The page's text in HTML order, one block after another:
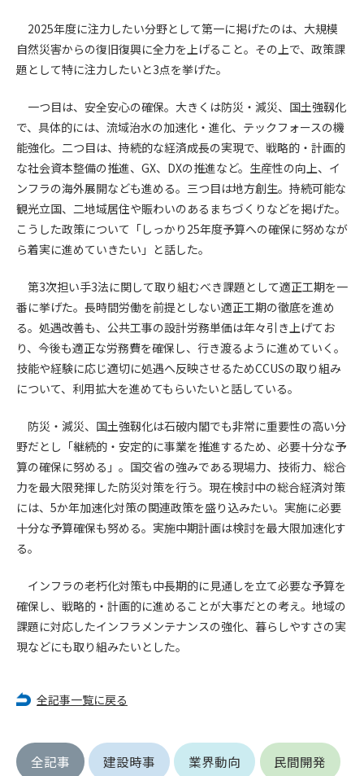
2025年度に注力したい分野として第一に掲げたのは、大規模
自然災害からの復旧復興に全力を上げること。その上で、政策課
題として特に注力したいと3点を挙げた。
一つ目は、安全安心の確保。大きくは防災・減災、国土強靱化
で、具体的には、流域治水の加速化・進化、テックフォースの機
能強化。二つ目は、持続的な経済成長の実現で、戦略的・計画的
な社会資本整備の推進、GX、DXの推進など。生産性の向上、イ
ンフラの海外展開なども進める。三つ目は地方創生。持続可能な
観光立国、二地域居住や賑わいのあるまちづくりなどを掲げた。
こうした政策について「しっかり25年度予算への確保に努めなが
ら着実に進めていきたい」と話した。
第3次担い手3法に関して取り組むべき課題として適正工期を一
番に挙げた。長時間労働を前提としない適正工期の徹底を進め
る。処遇改善も、公共工事の設計労務単価は年々引き上げてお
り、今後も適正な労務費を確保し、行き渡るように進めていく。
技能や経験に応じ適切に処遇へ反映させるためCCUSの取り組み
について、利用拡大を進めてもらいたいと話している。
防災・減災、国土強靱化は石破内閣でも非常に重要性の高い分
野だとし「継続的・安定的に事業を推進するため、必要十分な予
算の確保に努める」。国交省の強みである現場力、技術力、総合
力を最大限発揮した防災対策を行う。現在検討中の総合経済対策
には、5か年加速化対策の関連政策を盛り込みたい。実施に必要
十分な予算確保も努める。実施中期計画は検討を最大限加速化す
る。
インフラの老朽化対策も中長期的に見通しを立て必要な予算を
確保し、戦略的・計画的に進めることが大事だとの考え。地域の
課題に対応したインフラメンテナンスの強化、暮らしやすさの実
現などにも取り組みたいとした。
全記事一覧に戻る
全記事 建設時事 業界動向 民間開発
第5条（IDおよびパスワードの管理）
1. 会員は申込の際に管理者が発行したIDおよびパスワードの使
用および管理について責任を負うものとします。
その他形態を問わず、第三者に利用させることはできませ
ん。
3. 会員は、IDおよびパスワードの管理不十分、使用上の過誤、
第三者（他の会員を含む）の使用等による損害について責任
を負うものとし、管理者は一切責任を負いません。
第6条（会員の禁止事項）
1. 会員は建設資料館WEB上で以下の行為をしないものとしま
す。
る行為
(2) 第三者または管理者の財産、プライバシー等を侵害する行
為
(3) 第三者または管理者を誹謗中傷する行為
(4) 有害なコンピュータプログラム等を送信又は書き込む行為
(5) 第三者に不利益を与える行為
(7) 公序良俗に反する行為
(8) 犯罪的行為に結びつく行為
(9) その他、法律に反する行為
(10) 建設資料館から知り得た情報及びダウンロードした情報
を、営利を目的として第三者に転売し、または転売のため
に第三者に提供すること
恐れのあるものは、会員の承諾なく削除できるものとします。
(1) 登録されている情報が、第6条の定める禁止事項に該当する
と管理者が、判断した場合
(2) 建設資料館の運営および保守管理上、必要と判断した場合
管理者は、会員の承諾なく、本サービス内容の変更(新規追加、
廃止を含み)し、本サービスの運営を中止または廃止することが